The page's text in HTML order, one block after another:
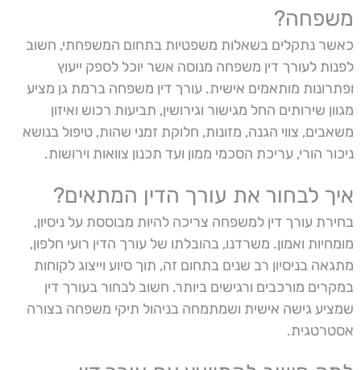
משפחה?
כאשר נתקלים בשאלות משפטיות בתחום המשפחתי, חשוב
לפנות לעורך דין משפחה מנוסה אשר יוכל לספק ייעוץ
ופתרונות מותאמים אישית. עורך דין משפחה ברמת גן מציע
מגוון שירותים החל מגישור וגירושין, תביעות רכוש ואיזון
משאבים, צווי הגנה, מזונות, חלוקת זמני שהות, טיפול בנושא
ניכור הורי, עריכת הסכמי ממון ועד תכנון צוואות וירושות.
איך לבחור את עורך הדין המתאים?
בחירת עורך דין למשפחה צריכה להיות מבוססת על ניסיון,
מומחיות ואמון. משרדנו, בהובלתו של עורך הדין רועי חלפון,
מתגאה בניסיון רב שנים בתחום זה, תוך סיוע וייצוג לקוחות
במקרים מורכבים ורגישים ביותר. חשוב לבחור בעורך דין
שמציע גישה אישית ושמתמחה בניהול תיקי משפחה בצורה
אסטרטגית.